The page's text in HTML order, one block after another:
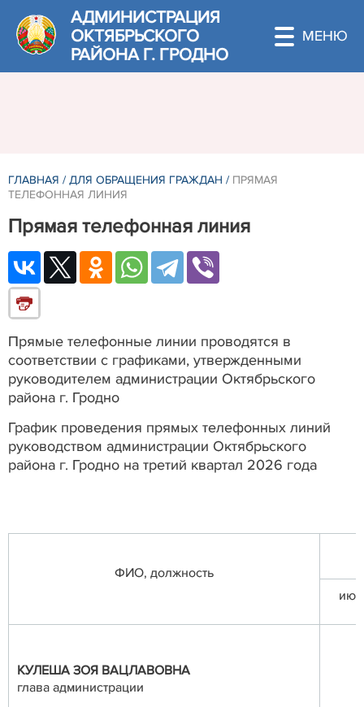
АДМИНИСТРАЦИЯ
ОКТЯБРЬСКОГО
РАЙОНА Г. ГРОДНО
ГЛАВНАЯ / ДЛЯ ОБРАЩЕНИЯ ГРАЖДАН / ПРЯМАЯ
ТЕЛЕФОННАЯ ЛИНИЯ
Прямая телефонная линия
Прямые телефонные линии проводятся в
соответствии с графиками, утвержденными
руководителем администрации Октябрьского
района г. Гродно
График проведения прямых телефонных линий
руководством администрации Октябрьского
района г. Гродно на третий квартал 2026 года
ФИО, должность
КУЛЕША ЗОЯ ВАЦЛАВОВНА
глава администрации